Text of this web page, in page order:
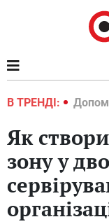
В ТРЕНДІ:
2022
Як
зону у